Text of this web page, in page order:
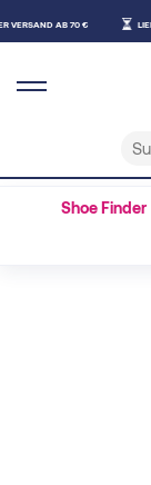
AB 70 €
Shoe Finder